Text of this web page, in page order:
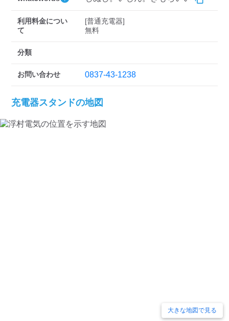
利用料金につい
て
[普通充電器]
無料
分類
お問い合わせ 0837-43-1238
充電器スタンドの地図
大きな地図で見る